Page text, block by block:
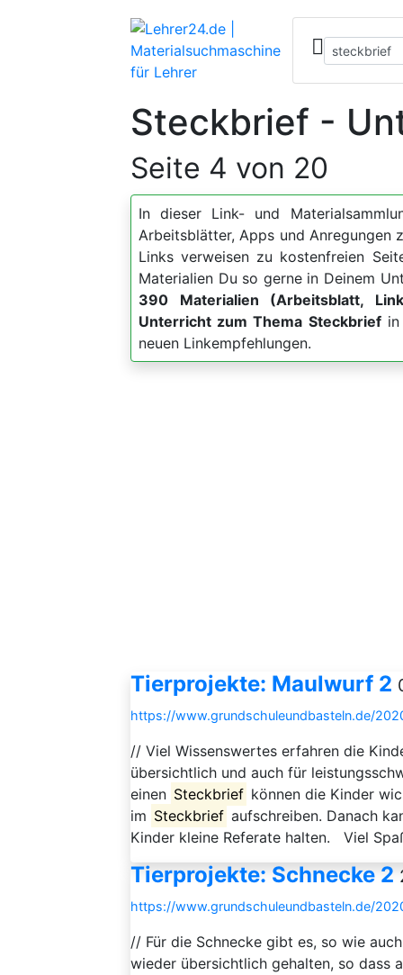
Steckbrief -
Seite 4 von 20
In dieser Link- und
Arbeitsblätter, Apps und Anregungen
Links verweisen zu kostenfreien
Materialien Du so gerne in Deinem
390 Materialien (Arbeitsblatt,
Unterricht zum Thema Steckbriefin
neuen Linkempfehlungen.
Tierprojekte: Maulwurf 2
https://www.grundschuleundbasteln.de/
// Viel Wissenswertes erfahren die
übersichtlich und auch für
einen Steckbrief können die Kinder
im Steckbrief aufschreiben. Danach
Kinder kleine Referate halten. Viel
Tierprojekte: Schnecke 2
https://www.grundschuleundbasteln.de/
// Für die Schnecke gibt es, so wie
wieder übersichtlich gehalten, so dass